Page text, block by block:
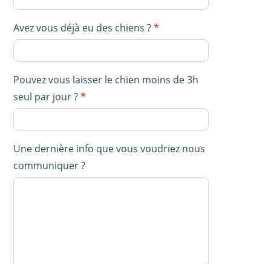
Avez vous déjà eu des chiens ?*
Pouvez vous laisser le chien moins de 3h
seul par jour ?*
Une dernière info que vous voudriez nous
communiquer ?